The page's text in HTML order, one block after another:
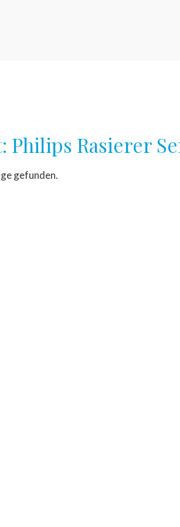
Philips Rasierer
gefunden.